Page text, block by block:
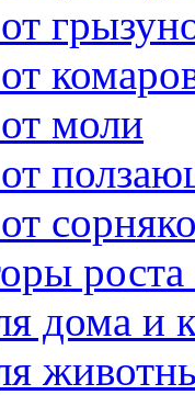
моли
роста
дома и